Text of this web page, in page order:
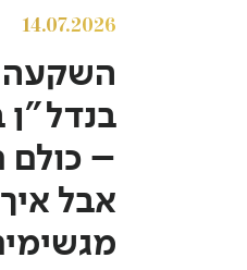
14.07.2026
השקעה
– כולם
אבל איך